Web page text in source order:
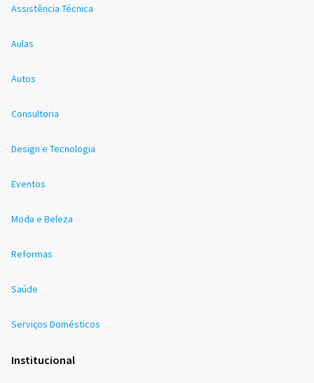
Assistência Técnica
Aulas
Autos
Consultoria
Design e Tecnologia
Eventos
Moda e Beleza
Reformas
Saúde
Serviços Domésticos
Institucional